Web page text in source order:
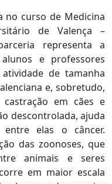
no curso de Medicina
de Valença –
representa a
e professores
de tamanha
e, sobretudo,
em cães e
descontrolada, ajuda
entre elas o câncer.
das zoonoses, que
animais e seres
em maior escala